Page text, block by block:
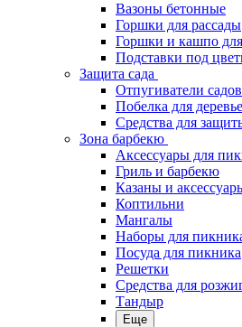
Вазоны бетонные
Горшки для рассады
Горшки и кашпо
Подставки под
Защита сада
Отпугиватели
Побелка для
Средства для
Зона барбекю
Аксессуары для
Гриль и барбекю
Казаны и
Коптильни
Мангалы
Наборы для
Посуда для пикника
Решетки
Средства для
Тандыр
Еще